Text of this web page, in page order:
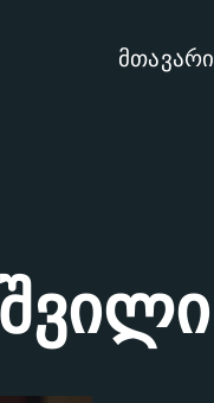
მთავარი